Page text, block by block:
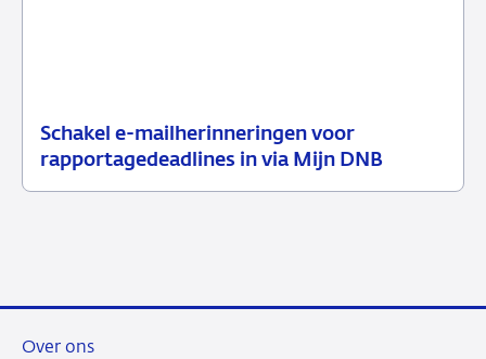
Schakel e-mailherinneringen voor
rapportagedeadlines in via Mijn DNB
21
Nieuwsbericht
Over ons